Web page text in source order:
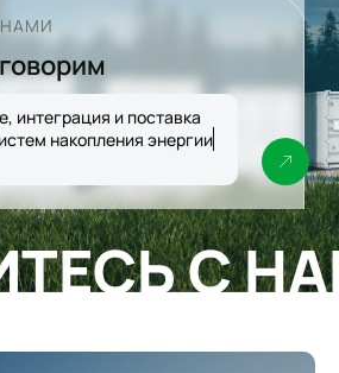
интеграция и поставка
накопления энергии
С